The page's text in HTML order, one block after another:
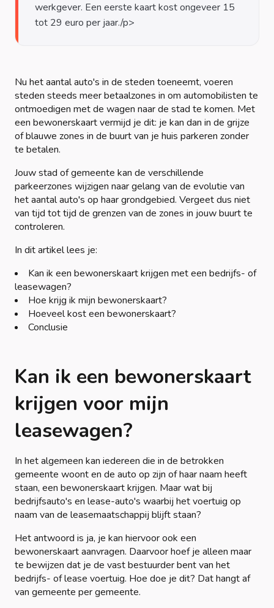
werkgever. Een eerste kaart kost ongeveer 15
Nu het aantal auto's in de steden toeneemt, voeren
steden steeds meer betaalzones in om automobilisten te
ontmoedigen met de wagen naar de stad te komen. Met
een bewonerskaart vermijd je dit: je kan dan in de grijze
of blauwe zones in de buurt van je huis parkeren zonder
te betalen.
Jouw stad of gemeente kan de verschillende
parkeerzones wijzigen naar gelang van de evolutie van
het aantal auto's op haar grondgebied. Vergeet dus niet
van tijd tot tijd de grenzen van de zones in jouw buurt te
controleren.
In dit artikel lees je:
Kan ik een bewonerskaart krijgen met een bedrijfs- of
leasewagen?
Hoe krijg ik mijn bewonerskaart?
Hoeveel kost een bewonerskaart?
Conclusie
Kan ik een bewonerskaart
krijgen voor mijn
leasewagen?
In het algemeen kan iedereen die in de betrokken
gemeente woont en de auto op zijn of haar naam heeft
staan, een bewonerskaart krijgen. Maar wat bij
bedrijfsauto's en lease-auto's waarbij het voertuig op
naam van de leasemaatschappij blijft staan?
Het antwoord is ja, je kan hiervoor ook een
bewonerskaart aanvragen. Daarvoor hoef je alleen maar
te bewijzen dat je de vast bestuurder bent van het
bedrijfs- of lease voertuig. Hoe doe je dit? Dat hangt af
van gemeente per gemeente.